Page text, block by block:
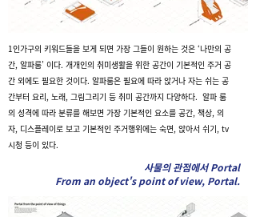
1인가구의 키워드들을 보게 되면 가장 그들이 원하는 것은 ‘나만의 공
간, 알파룸’ 이다. 개개인의 취미생활을 위한 공간이 기본적인 주거 공
간 외에도 필요한 것이다. 알파룸은 필요에 따라 앉거나 자는 쉬는 공
간부터 요리, 노래, 그림그리기 등 취미 공간까지 다양하다. 알파 룸
의 성격에 따라 분류를 해보면 가장 기본적인 요소를 공간, 책상, 의
자, 디스플레이로 보고 기본적인 주거행위에는 숙면, 앉아서 쉬기, tv
시청 등이 있다.
사물의 관점에서 Portal
From an object's point of view, Portal.